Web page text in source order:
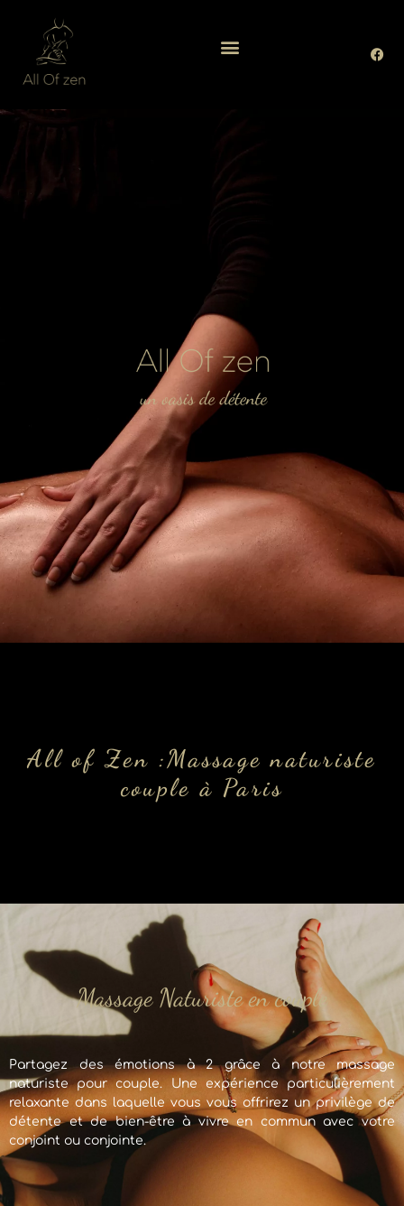
All of Zen :Massage naturiste
couple à Paris
Massage Naturiste en couple
Partagez des émotions à 2 grâce à notre massage
naturiste pour couple. Une expérience particulièrement
relaxante dans laquelle vous vous offrirez un privilège de
détente et de bien-être à vivre en commun avec votre
conjoint ou conjointe.